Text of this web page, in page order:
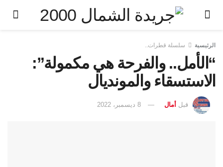
الرئيسية سلسلة قطرات..
“الأمل.. والفرحة هي مكمولة”:
الاستسقاء والمونديال
قبل أمال 8 ديسمبر، 2022